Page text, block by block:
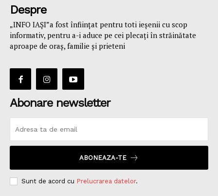
Despre
„INFO IAȘI”a fost înfiinţat pentru toti ieşenii cu scop
informativ, pentru a-i aduce pe cei plecaţi în străinătate
aproape de oraş, familie și prieteni
Abonare newsletter
ABONEAZA-TE
Sunt de acord cu Prelucrarea datelor.